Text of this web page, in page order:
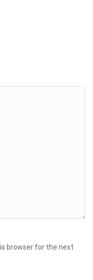
browser for the next